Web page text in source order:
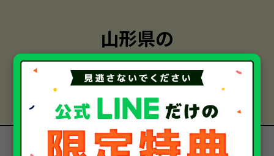
山形県の
中古車・廃車・事故車買取
お客様の声